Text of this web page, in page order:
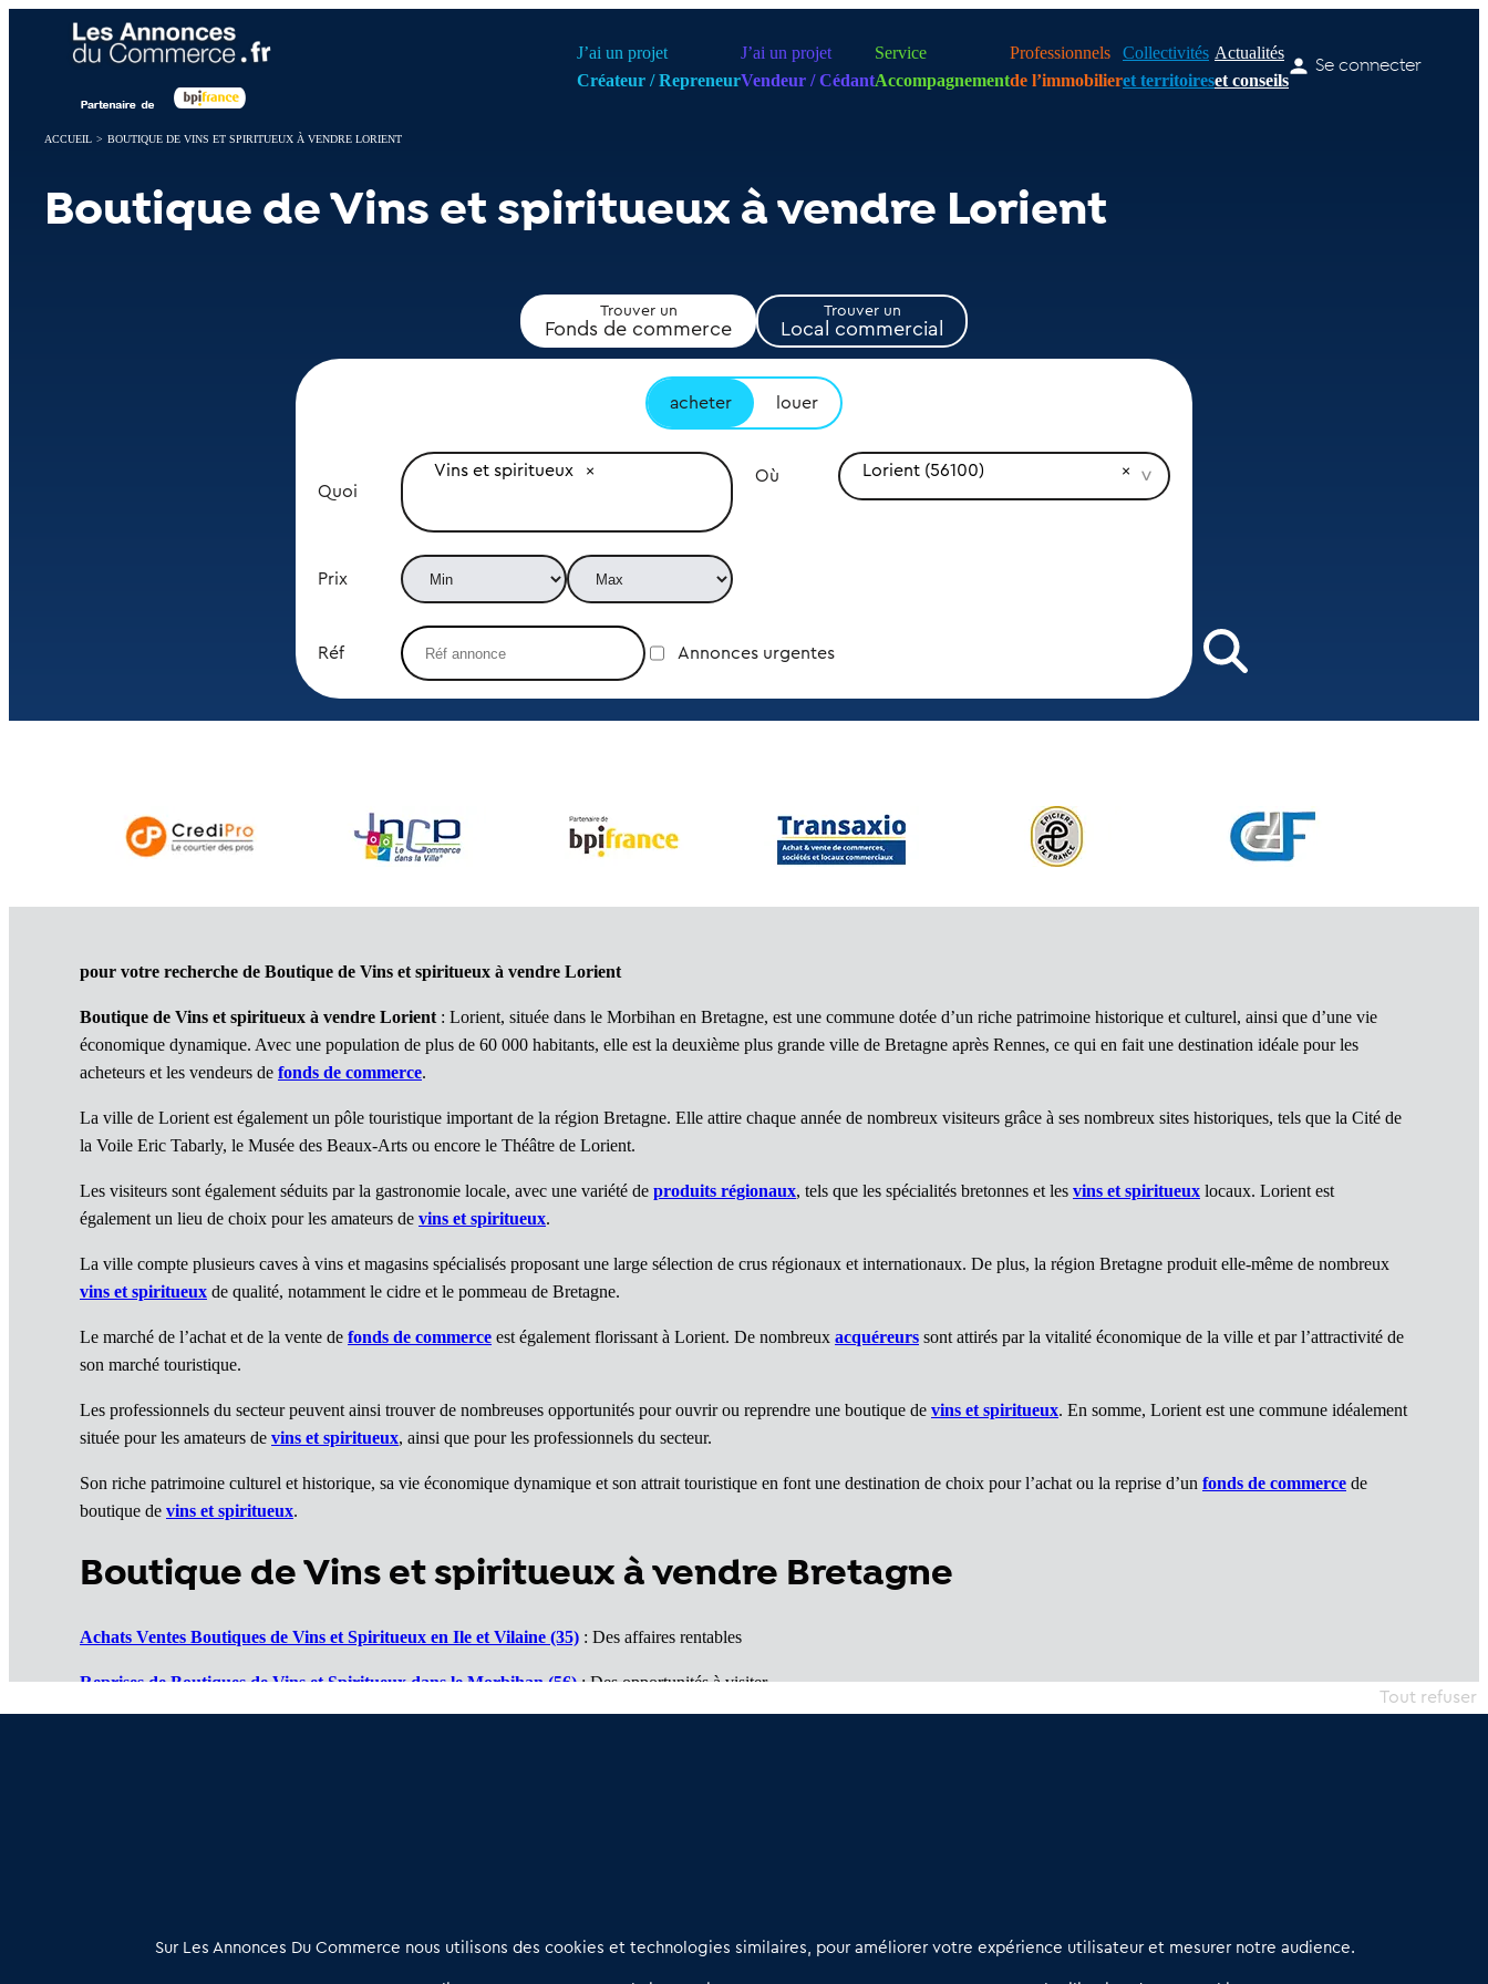
J’ai un projet
Créateur / Repreneur
J’ai un projet
Vendeur / Cédant
Service
Accompagnement
Professionnels
de l’immobilier
Collectivités
et territoires
Actualités
et conseils
Se connecter
ACCUEIL > BOUTIQUE DE VINS ET SPIRITUEUX À VENDRE LORIENT
Boutique de Vins et spiritueux à vendre Lorient
Trouver un
Fonds de commerce
Trouver un
Local commercial
acheter louer
Quoi
Vins et spiritueux Où Lorient (56100)
Prix
Réf Annonces urgentes
pour votre recherche de Boutique de Vins et spiritueux à vendre Lorient
Boutique de Vins et spiritueux à vendre Lorient : Lorient, située dans le Morbihan en Bretagne, est une commune dotée d’un riche patrimoine historique et culturel, ainsi que d’une vie
économique dynamique. Avec une population de plus de 60 000 habitants, elle est la deuxième plus grande ville de Bretagne après Rennes, ce qui en fait une destination idéale pour les
acheteurs et les vendeurs de fonds de commerce.
La ville de Lorient est également un pôle touristique important de la région Bretagne. Elle attire chaque année de nombreux visiteurs grâce à ses nombreux sites historiques, tels que la Cité de
la Voile Eric Tabarly, le Musée des Beaux-Arts ou encore le Théâtre de Lorient.
Les visiteurs sont également séduits par la gastronomie locale, avec une variété de produits régionaux, tels que les spécialités bretonnes et les vins et spiritueux locaux. Lorient est
également un lieu de choix pour les amateurs de vins et spiritueux.
La ville compte plusieurs caves à vins et magasins spécialisés proposant une large sélection de crus régionaux et internationaux. De plus, la région Bretagne produit elle-même de nombreux
vins et spiritueux de qualité, notamment le cidre et le pommeau de Bretagne.
Le marché de l’achat et de la vente de fonds de commerce est également florissant à Lorient. De nombreux acquéreurs sont attirés par la vitalité économique de la ville et par l’attractivité de
son marché touristique.
Les professionnels du secteur peuvent ainsi trouver de nombreuses opportunités pour ouvrir ou reprendre une boutique de vins et spiritueux. En somme, Lorient est une commune idéalement
située pour les amateurs de vins et spiritueux, ainsi que pour les professionnels du secteur.
Son riche patrimoine culturel et historique, sa vie économique dynamique et son attrait touristique en font une destination de choix pour l’achat ou la reprise d’un fonds de commerce de
boutique de vins et spiritueux.
Boutique de Vins et spiritueux à vendre Bretagne
Achats Ventes Boutiques de Vins et Spiritueux en Ile et Vilaine (35) : Des affaires rentables
Reprises de Boutiques de Vins et Spiritueux dans le Morbihan (56): Des opportunités à visiter
02 54 56 03 17
Panneau de gestion des cookies
Sur Les Annonces Du Commerce nous utilisons des cookies et technologies similaires, pour améliorer votre expérience utilisateur et mesurer notre audience.
Tout refuser